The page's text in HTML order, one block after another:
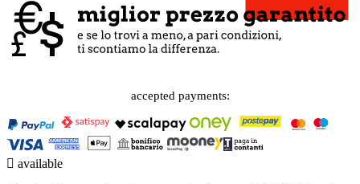
accepted payments:
 available